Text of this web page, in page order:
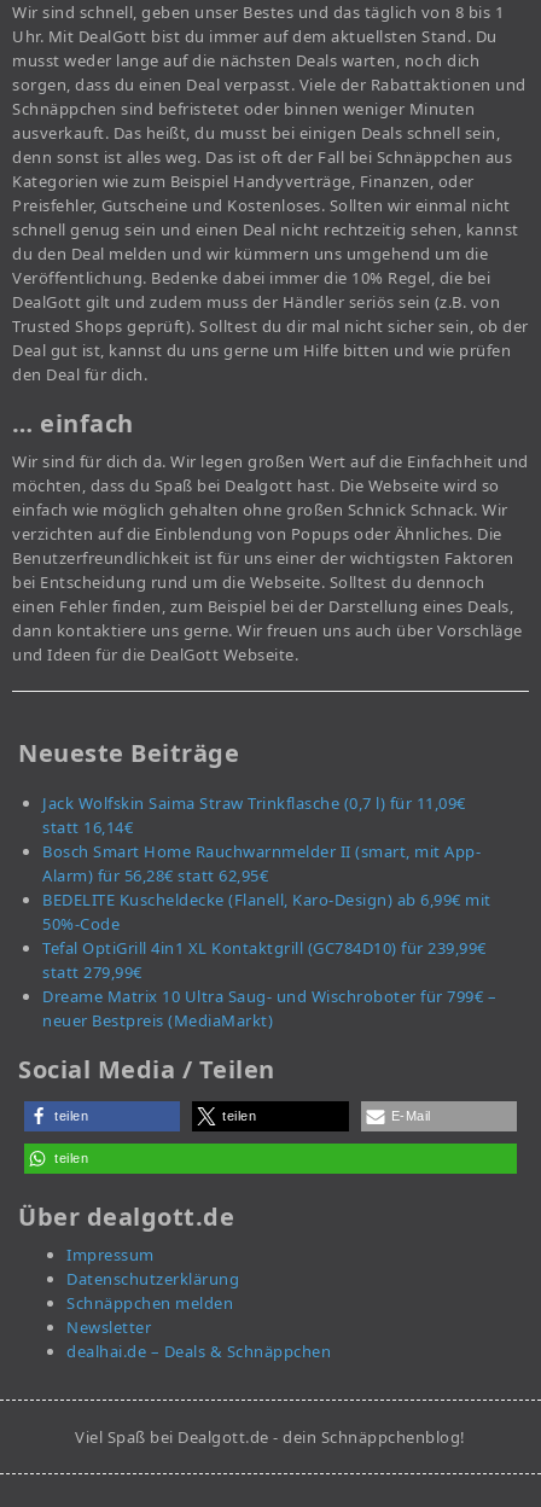
Wir sind schnell, geben unser Bestes und das täglich von 8 bis 1
Uhr. Mit DealGott bist du immer auf dem aktuellsten Stand. Du
musst weder lange auf die nächsten Deals warten, noch dich
sorgen, dass du einen Deal verpasst. Viele der Rabattaktionen und
Schnäppchen sind befristetet oder binnen weniger Minuten
ausverkauft. Das heißt, du musst bei einigen Deals schnell sein,
denn sonst ist alles weg. Das ist oft der Fall bei Schnäppchen aus
Kategorien wie zum Beispiel Handyverträge, Finanzen, oder
Preisfehler, Gutscheine und Kostenloses. Sollten wir einmal nicht
schnell genug sein und einen Deal nicht rechtzeitig sehen, kannst
du den Deal melden und wir kümmern uns umgehend um die
Veröffentlichung. Bedenke dabei immer die 10% Regel, die bei
DealGott gilt und zudem muss der Händler seriös sein (z.B. von
Trusted Shops geprüft). Solltest du dir mal nicht sicher sein, ob der
Deal gut ist, kannst du uns gerne um Hilfe bitten und wie prüfen
den Deal für dich.
… einfach
Wir sind für dich da. Wir legen großen Wert auf die Einfachheit und
möchten, dass du Spaß bei Dealgott hast. Die Webseite wird so
einfach wie möglich gehalten ohne großen Schnick Schnack. Wir
verzichten auf die Einblendung von Popups oder Ähnliches. Die
Benutzerfreundlichkeit ist für uns einer der wichtigsten Faktoren
bei Entscheidung rund um die Webseite. Solltest du dennoch
einen Fehler finden, zum Beispiel bei der Darstellung eines Deals,
dann kontaktiere uns gerne. Wir freuen uns auch über Vorschläge
und Ideen für die DealGott Webseite.
Neueste Beiträge
Jack Wolfskin Saima Straw Trinkflasche (0,7 l) für 11,09€
statt 16,14€
Bosch Smart Home Rauchwarnmelder II (smart, mit App-
Alarm) für 56,28€ statt 62,95€
BEDELITE Kuscheldecke (Flanell, Karo-Design) ab 6,99€ mit
50%-Code
Tefal OptiGrill 4in1 XL Kontaktgrill (GC784D10) für 239,99€
statt 279,99€
Dreame Matrix 10 Ultra Saug- und Wischroboter für 799€ –
neuer Bestpreis (MediaMarkt)
Social Media / Teilen
teilen teilen E-Mail
teilen
Über dealgott.de
Impressum
Datenschutzerklärung
Schnäppchen melden
Newsletter
dealhai.de – Deals & Schnäppchen
Viel Spaß bei Dealgott.de - dein Schnäppchenblog!